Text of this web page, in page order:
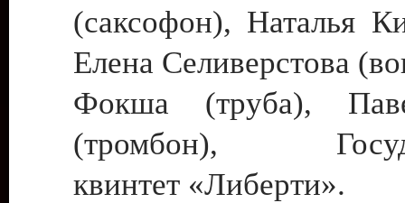
(саксофон), Наталья
Елена Селиверстова
Фокша (труба),
(тромбон),
квинтет «Либерти».